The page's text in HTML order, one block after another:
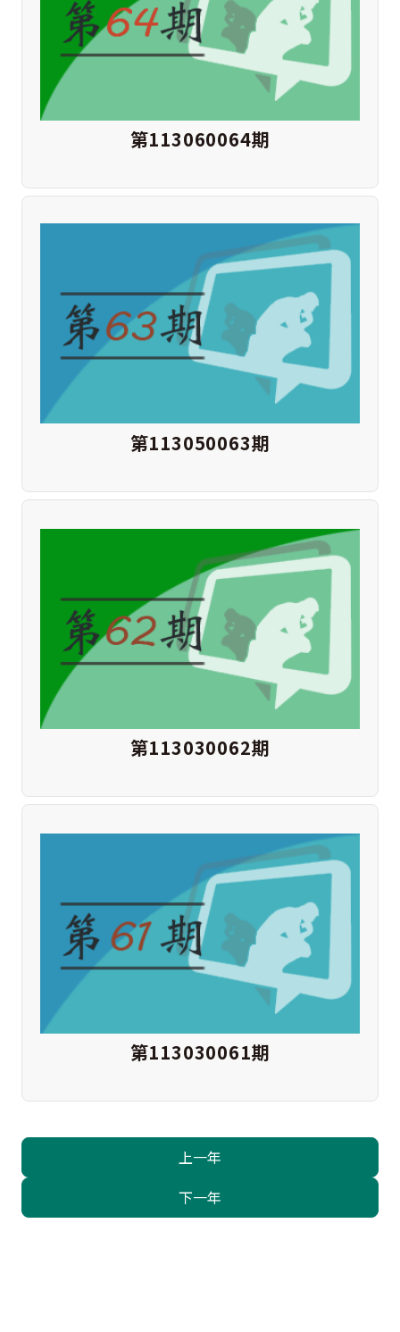
第113060064期
第113050063期
第113030062期
第113030061期
上一年
下一年